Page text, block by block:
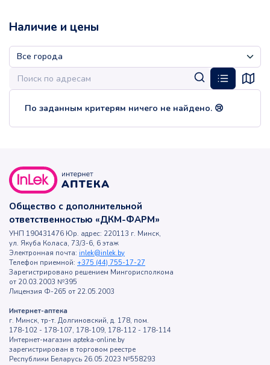
Наличие и цены
По заданным критерям ничего не найдено. 😢
Общество с дополнительной
ответственностью «ДКМ-ФАРМ»
УНП 190431476 Юр. адрес: 220113 г. Минск,
ул. Якуба Коласа, 73/3-6, 6 этаж
Электронная почта: inlek@inlek.by
Телефон приемной: +375 (44) 755-17-27
Зарегистрировано решением Мингорисполкома
от 20.03.2003 №395
Лицензия Ф-265 от 22.05.2003
Интернет-аптека
г. Минск, тр-т. Долгиновский, д. 178, пом.
178-102 - 178-107, 178-109, 178-112 - 178-114
Интернет-магазин apteka-online.by
зарегистрирован в торговом реестре
Республики Беларусь 26.05.2023 №558293